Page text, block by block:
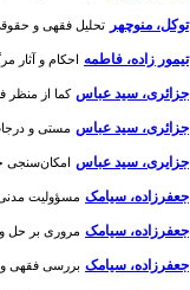
توکل، منوچهر تحلیل فقهی و حقوقی
تیمور زاده، فاطمه احکام و آثار
جزائری، سید عباس کما از منظر
جزائری، سید عباس مستی و درجات
جزایری، سید عباس امکان‌سنجی
جعفرزاده، سیامک مسؤولیت مدنی
جعفرزاده، سیامک مروری بر حل و
جعفرزاده، سیامک بررسی فقهی و